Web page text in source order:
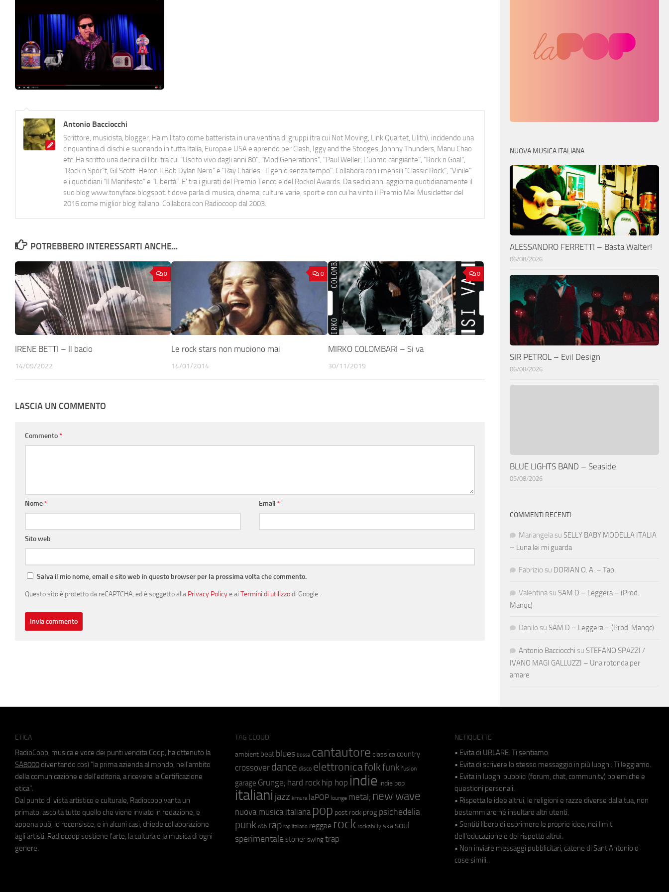
Antonio Bacciocchi
Scrittore, musicista, blogger. Ha militato come batterista in una ventina di gruppi (tra cui Not Moving, Link Quartet, Lilith), incidendo una
cinquantina di dischi e suonando in tutta Italia, Europa e USA e aprendo per Clash, Iggy and the Stooges, Johnny Thunders, Manu Chao
etc. Ha scritto una decina di libri tra cui "Uscito vivo dagli anni 80", "Mod Generations", "Paul Weller, L’uomo cangiante", "Rock n Goal",
"Rock n Spor"t, Gil Scott-Heron Il Bob Dylan Nero" e "Ray Charles- Il genio senza tempo". Collabora con i mensili “Classic Rock”, "Vinile"
e i quotidiani “Il Manifesto” e “Libertà”. E' tra i giurati del Premio Tenco e del Rockol Awards. Da sedici anni aggiorna quotidianamente il
suo blog www.tonyface.blogspot.it dove parla di musica, cinema, culture varie, sport e con cui ha vinto il Premio Mei Musicletter del
2016 come miglior blog italiano. Collabora con Radiocoop dal 2003.
POTREBBERO INTERESSARTI ANCHE...
0
IRENE BETTI – Il bacio
14/09/2022
0
Le rock stars non muoiono mai
14/01/2014
0
MIRKO COLOMBARI – Si va
30/11/2019
LASCIA UN COMMENTO
Commento*
Nome* Email*
Sito web
Salva il mio nome, email e sito web in questo browser per la prossima volta che commento.
Questo sito è protetto da reCAPTCHA, ed è soggetto alla Privacy Policye ai Termini di utilizzodi Google.
NUOVA MUSICA ITALIANA
ALESSANDRO FERRETTI – Basta Walter!
06/08/2026
SIR PETROL – Evil Design
06/08/2026
BLUE LIGHTS BAND – Seaside
05/08/2026
COMMENTI RECENTI
Mariangela su SELLY BABY MODELLA ITALIA
– Luna lei mi guarda
Fabrizio su DORIAN O. A. – Tao
Valentina su SAM D – Leggera – (Prod.
Manqc)
Danilo su SAM D – Leggera – (Prod. Manqc)
Antonio Bacciocchi su STEFANO SPAZZI /
IVANO MAGI GALLUZZI – Una rotonda per
amare
ETICA
RadioCoop, musica e voce dei punti vendita Coop, ha ottenuto la
SA8000 diventando così "la prima azienda al mondo, nell'ambito
della comunicazione e dell'editoria, a ricevere la Certificazione
etica".
Dal punto di vista artistico e culturale, Radiocoop vanta un
primato: ascolta tutto quello che viene inviato in redazione, e
appena può, lo recensisce, e in alcuni casi, chiede collaborazione
agli artisti. Radiocoop sostiene l'arte, la cultura e la musica di ogni
genere.
TAG CLOUD
ambient beat blues bossa cantautore classica country
crossover dance disco elettronicafolkfunk fusion
garage Grunge; hard rock hip hop indie indie pop
italiani jazz kimura laPOP lounge metal; new wave
nuova musica italiana pop post rock prog psichedelia
punk r&b rap rap italiano reggae rock rockabilly ska soul
sperimentale stoner swing trap
NETIQUETTE
• Evita di URLARE. Ti sentiamo.
• Evita di scrivere lo stesso messaggio in più luoghi. Ti leggiamo.
• Evita in luoghi pubblici (forum, chat, community) polemiche e
questioni personali.
• Rispetta le idee altrui, le religioni e razze diverse dalla tua, non
bestemmiare né insultare altri utenti.
• Sentiti libero di esprimere le proprie idee, nei limiti
dell'educazione e del rispetto altrui.
• Non inviare messaggi pubblicitari, catene di Sant'Antonio o
cose simili.